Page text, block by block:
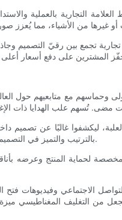
التجارية بالعملية
تجمع بين رقيّ التصميم
وحماسهم مع متابعيهم حول
ليكشفوا غالبًا عن تصميم
بالترتيب والتميز في التصميم يُشير إلى الاهتمام بالتفاصيل، مما يزيد من جاذبية المنتج.
لحماية المنتج وعرضه
الاجتماعي وفيديوهات فتح
يجعل من التغليف المغناطيسي